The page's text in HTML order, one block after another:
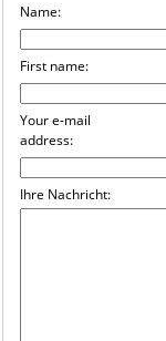
Name:
First name:
Your e-mail
address:
Ihre Nachricht: